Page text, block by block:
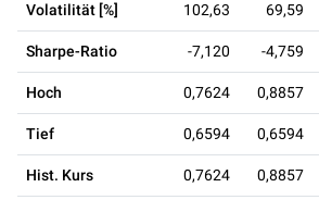
Volatilität [%] 102,63 69,59
Sharpe-Ratio -7,120 -4,759
Hoch 0,7624 0,8857
Tief 0,6594 0,6594
Hist. Kurs 0,7624 0,8857